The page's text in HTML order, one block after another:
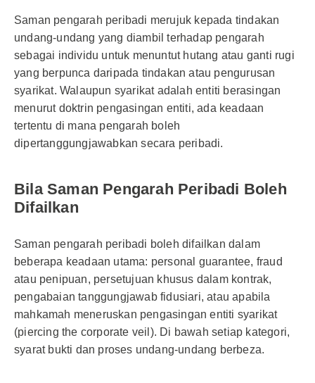
Saman pengarah peribadi merujuk kepada tindakan
undang-undang yang diambil terhadap pengarah
sebagai individu untuk menuntut hutang atau ganti rugi
yang berpunca daripada tindakan atau pengurusan
syarikat. Walaupun syarikat adalah entiti berasingan
menurut doktrin pengasingan entiti, ada keadaan
tertentu di mana pengarah boleh
dipertanggungjawabkan secara peribadi.
Bila Saman Pengarah Peribadi Boleh
Difailkan
Saman pengarah peribadi boleh difailkan dalam
beberapa keadaan utama: personal guarantee, fraud
atau penipuan, persetujuan khusus dalam kontrak,
pengabaian tanggungjawab fidusiari, atau apabila
mahkamah meneruskan pengasingan entiti syarikat
(piercing the corporate veil). Di bawah setiap kategori,
syarat bukti dan proses undang-undang berbeza.